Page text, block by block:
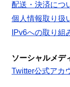
配送・決済につ
個人情報取り扱
IPv6への取り組
ソーシャルメデ
Twitter公式アカ